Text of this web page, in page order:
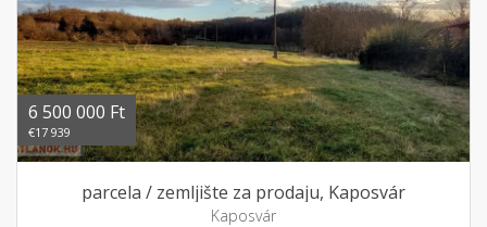
6 500 000 Ft
€17 939
parcela / zemljište za prodaju, Kaposvár
Kaposvár